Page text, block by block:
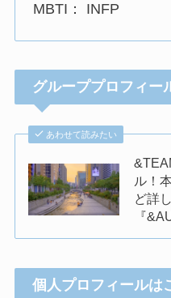
MBTI： INFP
グループプロフィー
あわせて読みたい
ル！
ど詳
『
個人プロフィールは